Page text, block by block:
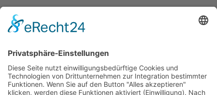
Fachinformationen
Erstattungsfähige rezeptfreie Medikamente
Studie: Reduziert das Darmbakterium Bacteroides vulgatus
Heißhunger auf Süßes?
Verband Unabhängiger Heilpraktiker e.V.